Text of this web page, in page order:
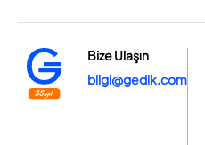
Bize Ulaşın
bilgi@gedik.com